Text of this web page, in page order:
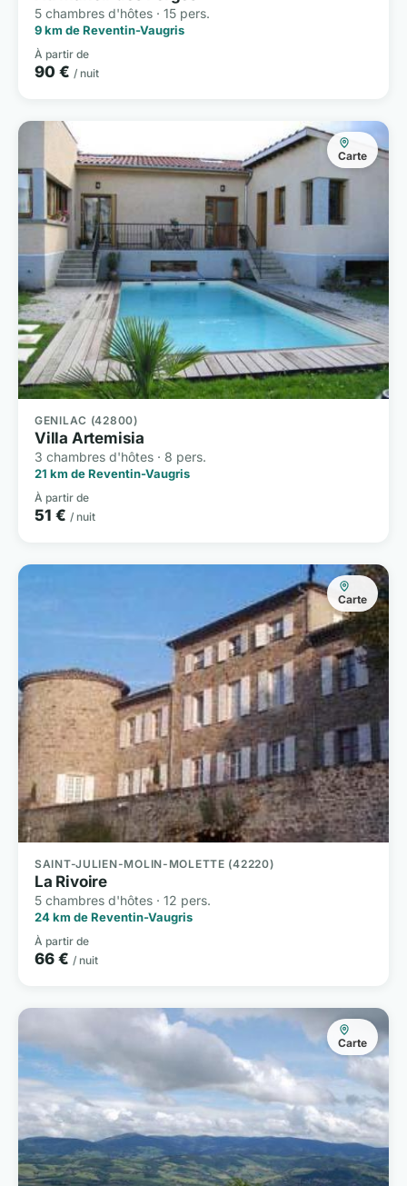
5 chambres d'hôtes · 15 pers.
9 km de Reventin-Vaugris
À partir de
90 € / nuit
Carte
GENILAC (42800)
Villa Artemisia
3 chambres d'hôtes · 8 pers.
21 km de Reventin-Vaugris
À partir de
51 € / nuit
Carte
SAINT-JULIEN-MOLIN-MOLETTE (42220)
La Rivoire
5 chambres d'hôtes · 12 pers.
24 km de Reventin-Vaugris
À partir de
66 € / nuit
Carte